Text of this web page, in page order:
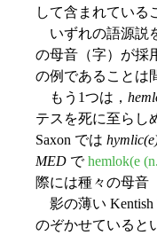
して含まれている
いずれの語源説
の母音（字）が採
の例であることは
もう1つは，
テスを死に至らし
Saxon では
MED でhemlok(e
際には種々の母音
影の薄い Kentish
のぞかせていると